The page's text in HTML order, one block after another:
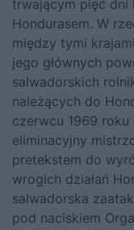
trwającym pięć dni
Hondurasem. W
między tymi
jego głównych
salwadorskich
należących do
czerwcu 1969
eliminacyjny
pretekstem do
wrogich działań
salwadorska
pod naciskiem